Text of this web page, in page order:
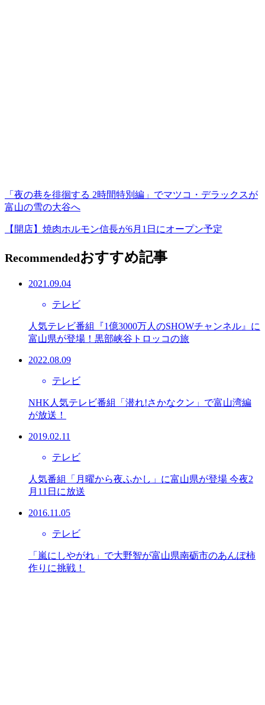
「夜の巷を徘徊する 2時間特別編」でマツコ・デラックスが
富山の雪の大谷へ
【開店】焼肉ホルモン信長が6月1日にオープン予定
Recommendedおすすめ記事
2021.09.04
テレビ
人気テレビ番組『1億3000万人のSHOWチャンネル』に
富山県が登場！黒部峡谷トロッコの旅
2022.08.09
テレビ
NHK人気テレビ番組「潜れ!さかなクン」で富山湾編
が放送！
2019.02.11
テレビ
人気番組「月曜から夜ふかし」に富山県が登場 今夜2
月11日に放送
2016.11.05
テレビ
「嵐にしやがれ」で大野智が富山県南砺市のあんぽ柿
作りに挑戦！